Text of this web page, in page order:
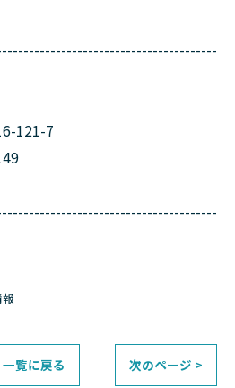
121-7
一覧に戻る 次のページ >